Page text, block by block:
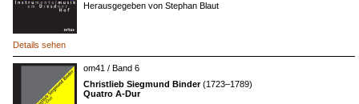
Herausgegeben von Stephan Blaut
Details sehen
om41 / Band 6
Christlieb Siegmund Binder(1723–1789)
Quatro A-Dur